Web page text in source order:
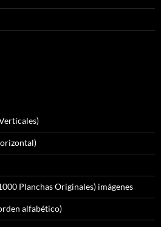
Planchas Originales) imágenes
alfabético)